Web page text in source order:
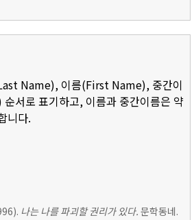
Name), 이름(First Name), 중간이
서로 표기하고, 이름과 중간이름은 약
니다.
나는 나를 파괴할 권리가 있다. 문학동네.